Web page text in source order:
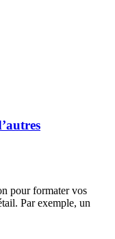
pour formater vos
Par exemple, un